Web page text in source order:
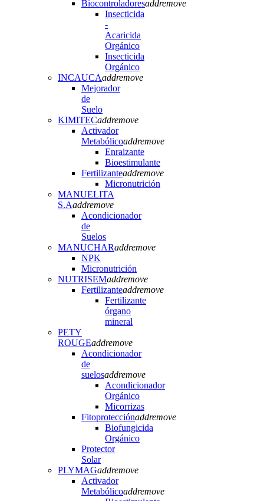
Biocontroladoresaddremove
Insecticida
-
Acaricida
Orgánico
Insecticida
Orgánico
INCAUCAaddremove
Mejorador
de
Suelo
KIMITECaddremove
Activador
Metabólicoaddremove
Enraizante
Bioestimulante
Fertilizanteaddremove
Micronutrición
MANUELITA
S.Aaddremove
Acondicionador
de
Suelos
MANUCHARaddremove
NPK
Micronutrición
NUTRISEMaddremove
Fertilizanteaddremove
Fertilizante
órgano
mineral
PETY
ROUGEaddremove
Acondicionador
de
suelosaddremove
Acondicionador
Orgánico
Micorrizas
Fitoprotecciónaddremove
Biofungicida
Orgánico
Protector
Solar
PLYMAGaddremove
Activador
Metabólicoaddremove